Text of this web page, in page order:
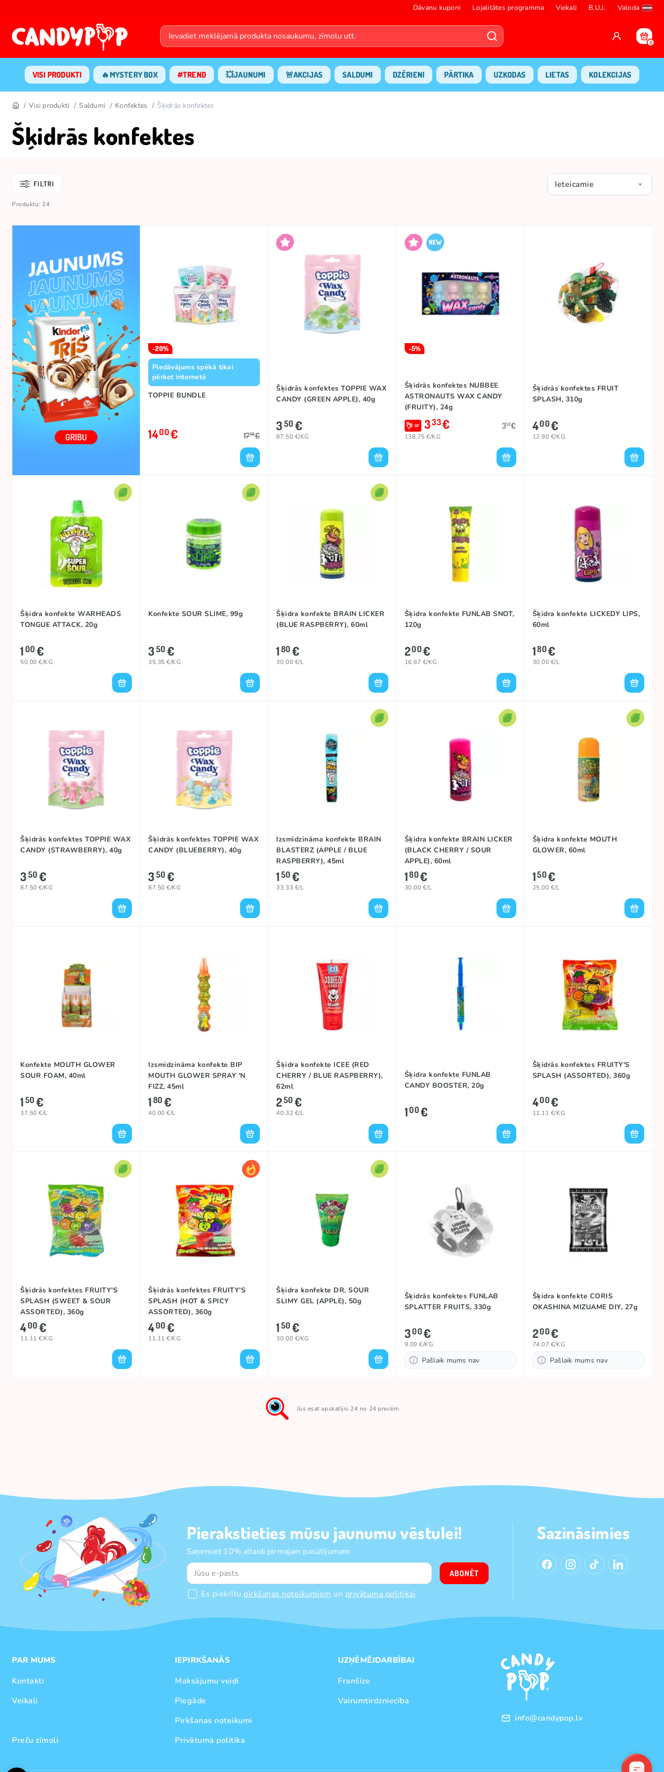
Dāvanu kuponi Lojalitātes programma Veikali B.U.J. Valoda
0
VISI PRODUKTI 🔥MYSTERY BOX #TREND 💥JAUNUMI 🚨AKCIJAS SALDUMI DZĒRIENI PĀRTIKA UZKODAS LIETAS KOLEKCIJAS
Visi produkti Saldumi Konfektes Šķidrās konfektes
Šķidrās konfektes
FILTRI Ieteicamie
Produktu: 24
-20%
Piedāvājums spēkā tikai
pērkot internetā
TOPPIE BUNDLE
1400€ 1750€
Šķidrās konfektes TOPPIE WAX
CANDY (GREEN APPLE), 40g
350€
87.50 €/KG
-5%
Šķidrās konfektes NUBBEE
ASTRONAUTS WAX CANDY
(FRUITY), 24g
333€ 350€
138.75 €/KG
Šķidrās konfektes FRUIT
SPLASH, 310g
400€
12.90 €/KG
Šķidra konfekte WARHEADS
TONGUE ATTACK, 20g
100€
50.00 €/KG
Konfekte SOUR SLIME, 99g
350€
35.35 €/KG
Šķidra konfekte BRAIN LICKER
(BLUE RASPBERRY), 60ml
180€
30.00 €/L
Šķidra konfekte FUNLAB SNOT,
120g
200€
16.67 €/KG
Šķidra konfekte LICKEDY LIPS,
60ml
180€
30.00 €/L
Šķidrās konfektes TOPPIE WAX
CANDY (STRAWBERRY), 40g
350€
87.50 €/KG
Šķidrās konfektes TOPPIE WAX
CANDY (BLUEBERRY), 40g
350€
87.50 €/KG
Izsmidzināma konfekte BRAIN
BLASTERZ (APPLE / BLUE
RASPBERRY), 45ml
150€
33.33 €/L
Šķidra konfekte BRAIN LICKER
(BLACK CHERRY / SOUR
APPLE), 60ml
180€
30.00 €/L
Šķidra konfekte MOUTH
GLOWER, 60ml
150€
25.00 €/L
Konfekte MOUTH GLOWER
SOUR FOAM, 40ml
150€
37.50 €/L
Izsmidzināma konfekte BIP
MOUTH GLOWER SPRAY 'N
FIZZ, 45ml
180€
40.00 €/L
Šķidra konfekte ICEE (RED
CHERRY / BLUE RASPBERRY),
62ml
250€
40.32 €/L
Šķidra konfekte FUNLAB
CANDY BOOSTER, 20g
100€
Šķidrās konfektes FRUITY'S
SPLASH (ASSORTED), 360g
400€
11.11 €/KG
Šķidrās konfektes FRUITY'S
SPLASH (SWEET & SOUR
ASSORTED), 360g
400€
11.11 €/KG
Šķidrās konfektes FRUITY'S
SPLASH (HOT & SPICY
ASSORTED), 360g
400€
11.11 €/KG
Šķidra konfekte DR. SOUR
SLIMY GEL (APPLE), 50g
150€
30.00 €/KG
Šķidrās konfektes FUNLAB
SPLATTER FRUITS, 330g
300€
9.09 €/KG
Pašlaik mums nav
Šķidra konfekte CORIS
OKASHINA MIZUAME DIY, 27g
200€
74.07 €/KG
Pašlaik mums nav
Jūs esat apskatījis 24 no 24 precēm
Pierakstieties mūsu jaunumu vēstulei!
Saņemiet 10% atlaidi pirmajam pasūtījumam
Es piekrītu pirkšanas noteikumiem un privātuma politikai
ABONĒT
Sazināsimies
PAR MUMS
Kontakti
Veikali
Preču zīmoli
IEPIRKŠANĀS
Maksājumu veidi
Piegāde
Pirkšanas noteikumi
Privātuma politika
UZŅĒMĒJDARBĪBAI
Franšīze
Vairumtirdzniecība
info@candypop.lv